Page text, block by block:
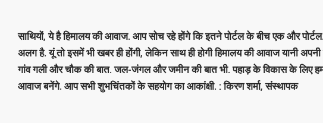
साथियों, ये है हिमालय की आवाज. आप सोच रहे होंगे कि इतने पोर्टल के बीच एक और
अलग है. यूं तो इसमें भी खबर ही होंगी, लेकिन साथ ही होगी हिमालय की आवाज यानी
गांव गली और चौक की बात. जल-जंगल और जमीन की बात भी. पहाड़ के विकास के लिए
आवाज बनेंगे. आप सभी शुभचिंतकों के सहयोग का आकांक्षी. : किरण शर्मा, संस्‍थापक